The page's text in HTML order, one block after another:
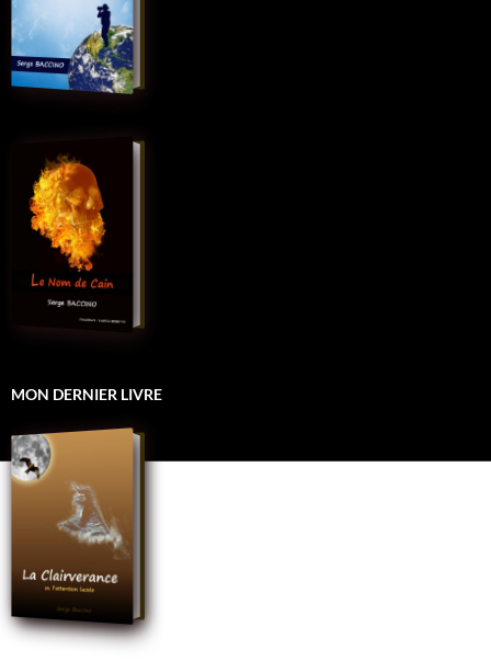
MON DERNIER LIVRE